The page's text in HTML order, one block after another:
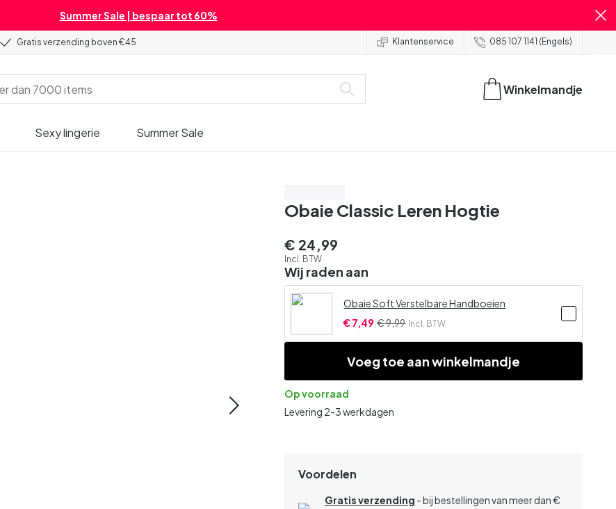
Summer Sale | bespaar tot 60%
Gratis verzending boven €45 Klantenservice 085 107 1141 (Engels)
Sexy lingerie Summer Sale
Winkelmandje
Obaie Classic Leren Hogtie
€ 24,99
Incl. BTW
Wij raden aan
Obaie Soft Verstelbare Handboeien
€ 7,49 € 9,99 Incl. BTW
Voeg toe aan winkelmandje
Op voorraad
Levering 2-3 werkdagen
Voordelen
Gratis verzending - bij bestellingen van meer dan €